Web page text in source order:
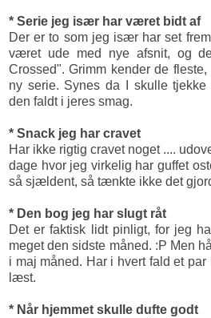
* Serie jeg især har været bidt af
Der er to som jeg især har set
været ude med nye afsnit, og
Crossed". Grimm kender de
ny serie. Synes da I skulle
den faldt i jeres smag.
* Snack jeg har cravet
Har ikke rigtig cravet noget ....
dage hvor jeg virkelig har guffet
så sjældent, så tænkte ikke det
* Den bog jeg har slugt råt
Det er faktisk lidt pinligt, for jeg
meget den sidste måned. :P Men
i maj måned. Har i hvert fald et
læst.
* Når hjemmet skulle dufte godt